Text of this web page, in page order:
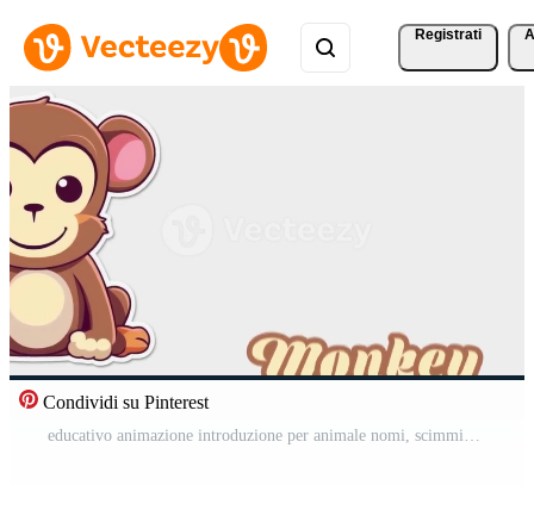
Registrati
Condividi su Pinterest
educativo animazione introduzione per animale nomi, scimmia animale 4k risoluzione. Video Gratuito